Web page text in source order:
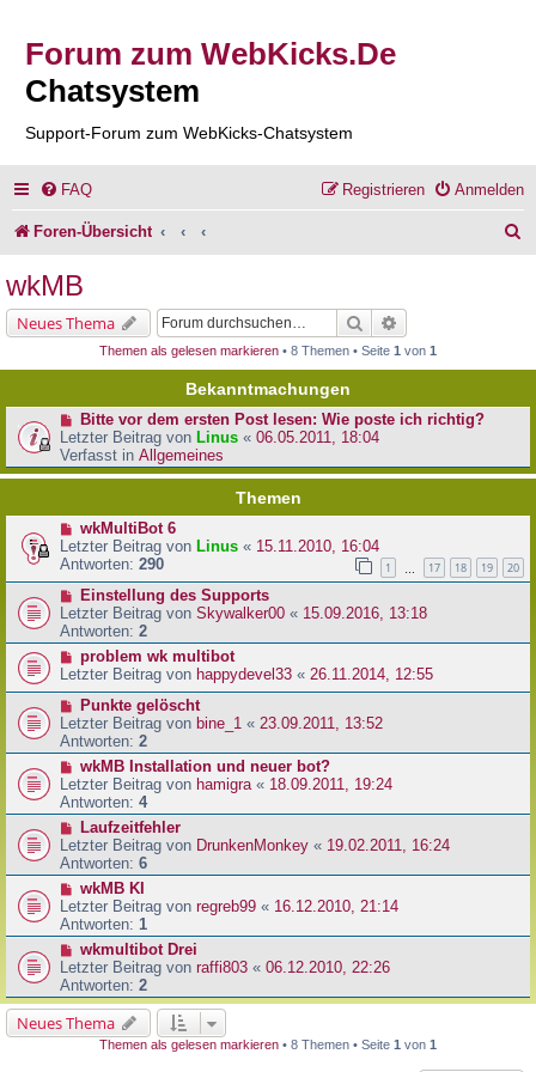
Forum zum WebKicks.De
Chatsystem
Support-Forum zum WebKicks-Chatsystem
FAQ Anmelden
Registrieren
Foren-Übersicht
e
wkMB
Neues Thema Suche
Themen als gelesen markieren • 8 Themen • Seite 1 von 1
Bekanntmachungen
Bitte vor dem ersten Post lesen: Wie poste ich richtig?
Letzter Beitrag von Linus « 06.05.2011, 18:04
Verfasst in Allgemeines
Themen
wkMultiBot 6
Letzter Beitrag von Linus « 15.11.2010, 16:04
Antworten: 290 1 17 18 19 20
Einstellung des Supports
Letzter Beitrag von Skywalker00 « 15.09.2016, 13:18
Antworten: 2
problem wk multibot
Letzter Beitrag von happydevel33 « 26.11.2014, 12:55
Punkte gelöscht
Letzter Beitrag von bine_1 « 23.09.2011, 13:52
Antworten: 2
wkMB Installation und neuer bot?
Letzter Beitrag von hamigra « 18.09.2011, 19:24
Antworten: 4
Laufzeitfehler
Letzter Beitrag von DrunkenMonkey « 19.02.2011, 16:24
Antworten: 6
wkMB KI
Letzter Beitrag von regreb99 « 16.12.2010, 21:14
Antworten: 1
wkmultibot Drei
Letzter Beitrag von raffi803 « 06.12.2010, 22:26
Antworten: 2
Neues Thema
Themen als gelesen markieren • 8 Themen • Seite 1 von 1